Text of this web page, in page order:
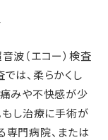
波（エコー）検査
は、柔らかくし
痛みや不快感が少
もし治療に手術が
専門病院、または